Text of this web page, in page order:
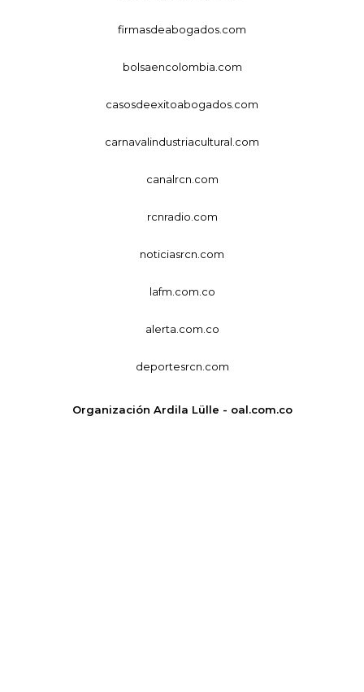
firmasdeabogados.com
bolsaencolombia.com
casosdeexitoabogados.com
carnavalindustriacultural.com
canalrcn.com
rcnradio.com
noticiasrcn.com
lafm.com.co
alerta.com.co
deportesrcn.com
Organización Ardila Lülle - oal.com.co